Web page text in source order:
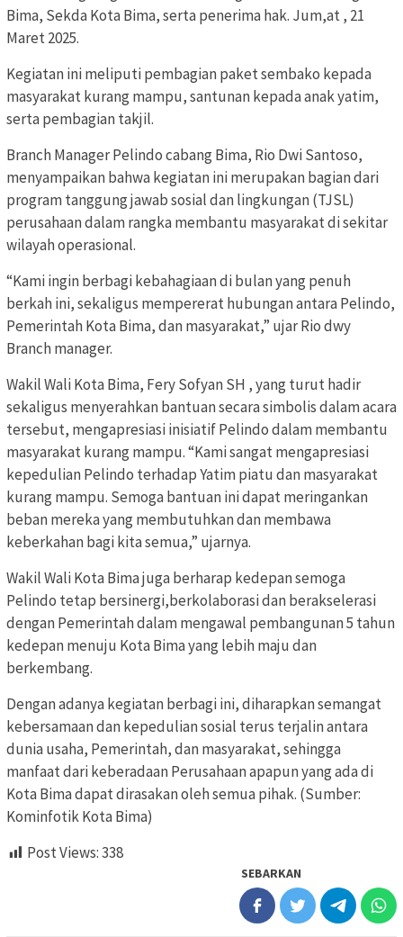
Bima, Sekda Kota Bima, serta penerima hak. Jum,at , 21
Maret 2025.
Kegiatan ini meliputi pembagian paket sembako kepada
masyarakat kurang mampu, santunan kepada anak yatim,
serta pembagian takjil.
Branch Manager Pelindo cabang Bima, Rio Dwi Santoso,
menyampaikan bahwa kegiatan ini merupakan bagian dari
program tanggung jawab sosial dan lingkungan (TJSL)
perusahaan dalam rangka membantu masyarakat di sekitar
wilayah operasional.
“Kami ingin berbagi kebahagiaan di bulan yang penuh
berkah ini, sekaligus mempererat hubungan antara Pelindo,
Pemerintah Kota Bima, dan masyarakat,” ujar Rio dwy
Branch manager.
Wakil Wali Kota Bima, Fery Sofyan SH , yang turut hadir
sekaligus menyerahkan bantuan secara simbolis dalam acara
tersebut, mengapresiasi inisiatif Pelindo dalam membantu
masyarakat kurang mampu. “Kami sangat mengapresiasi
kepedulian Pelindo terhadap Yatim piatu dan masyarakat
kurang mampu. Semoga bantuan ini dapat meringankan
beban mereka yang membutuhkan dan membawa
keberkahan bagi kita semua,” ujarnya.
Wakil Wali Kota Bima juga berharap kedepan semoga
Pelindo tetap bersinergi,berkolaborasi dan berakselerasi
dengan Pemerintah dalam mengawal pembangunan 5 tahun
kedepan menuju Kota Bima yang lebih maju dan
berkembang.
Dengan adanya kegiatan berbagi ini, diharapkan semangat
kebersamaan dan kepedulian sosial terus terjalin antara
dunia usaha, Pemerintah, dan masyarakat, sehingga
manfaat dari keberadaan Perusahaan apapun yang ada di
Kota Bima dapat dirasakan oleh semua pihak. (Sumber:
Kominfotik Kota Bima)
Post Views:338
SEBARKAN